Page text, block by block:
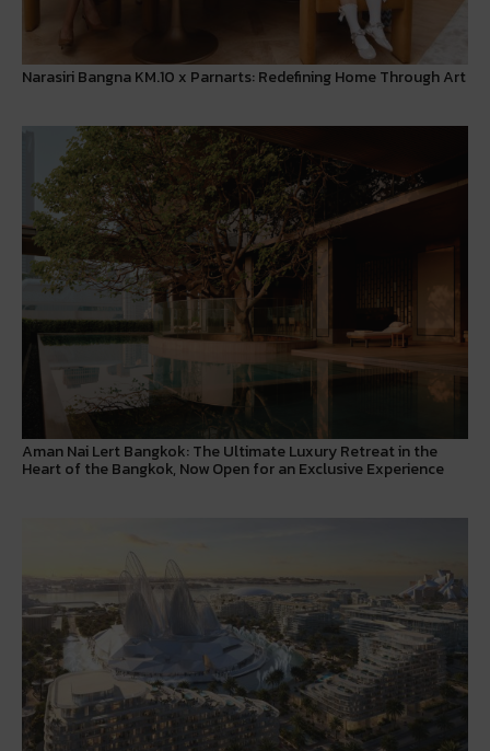
Narasiri Bangna KM.10 x Parnarts: Redefining Home Through Art
Aman Nai Lert Bangkok: The Ultimate Luxury Retreat in the
Heart of the Bangkok, Now Open for an Exclusive Experience